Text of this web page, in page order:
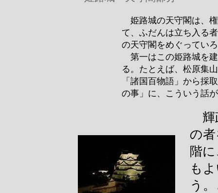
姫路城の天守閣は、
て、ふだんは立ち入る
の天守閣をめぐってい
第一はこの姫路城を
る。たとえば、松原集
「諸国百物語」から採
の事」に、こういう話
輝
の
階
も
う